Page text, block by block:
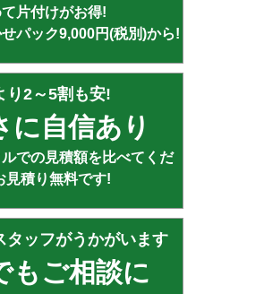
て片付けがお得!
パック9,000円(税別)から!
り2～5割も安!
に自信あり
ルでの見積額を比べてくだ
見積り無料です!
タッフがうかがいます
もご相談に